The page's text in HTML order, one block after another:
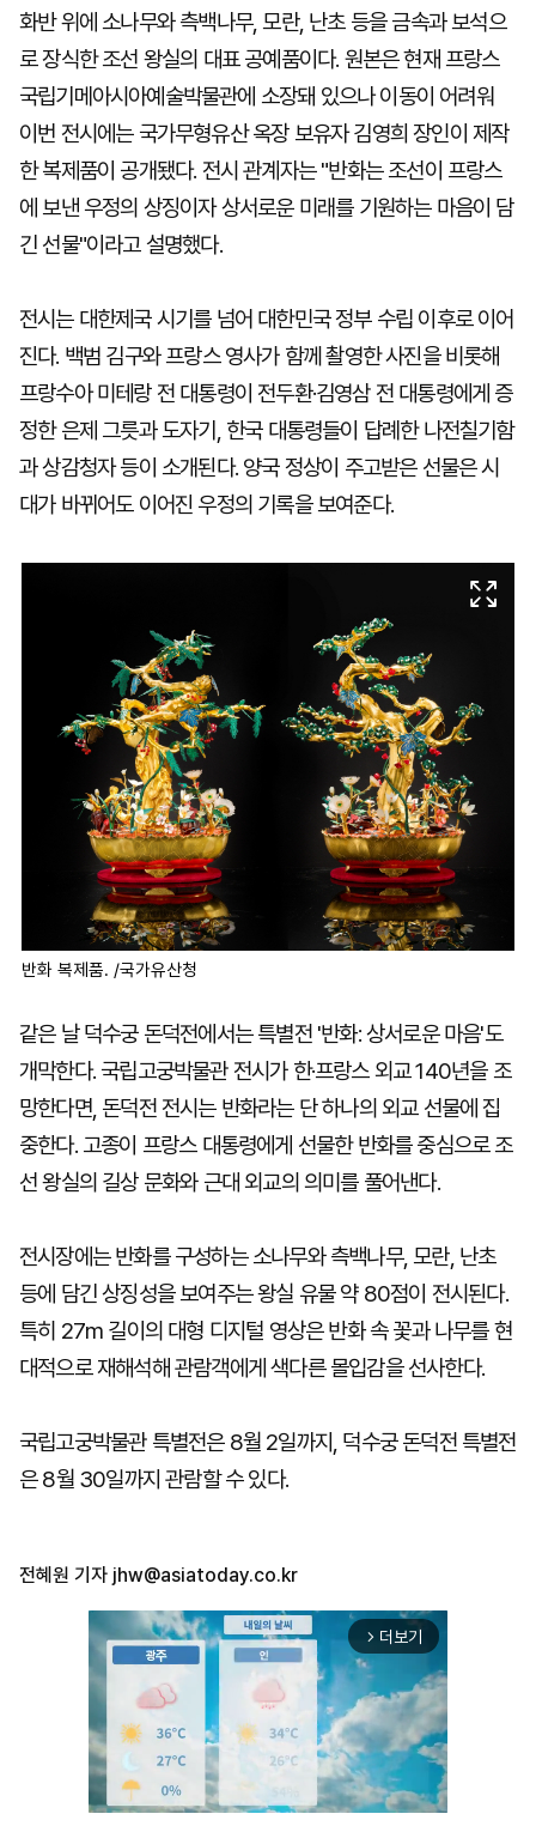
화반 위에 소나무와 측백나무, 모란, 난초 등을 금속과 보석으
로 장식한 조선 왕실의 대표 공예품이다. 원본은 현재 프랑스
국립기메아시아예술박물관에 소장돼 있으나 이동이 어려워
이번 전시에는 국가무형유산 옥장 보유자 김영희 장인이 제작
한 복제품이 공개됐다. 전시 관계자는 "반화는 조선이 프랑스
에 보낸 우정의 상징이자 상서로운 미래를 기원하는 마음이 담
긴 선물"이라고 설명했다.
전시는 대한제국 시기를 넘어 대한민국 정부 수립 이후로 이어
진다. 백범 김구와 프랑스 영사가 함께 촬영한 사진을 비롯해
프랑수아 미테랑 전 대통령이 전두환·김영삼 전 대통령에게 증
정한 은제 그릇과 도자기, 한국 대통령들이 답례한 나전칠기함
과 상감청자 등이 소개된다. 양국 정상이 주고받은 선물은 시
대가 바뀌어도 이어진 우정의 기록을 보여준다.
반화 복제품. /국가유산청
같은 날 덕수궁 돈덕전에서는 특별전 '반화: 상서로운 마음'도
개막한다. 국립고궁박물관 전시가 한·프랑스 외교 140년을 조
망한다면, 돈덕전 전시는 반화라는 단 하나의 외교 선물에 집
중한다. 고종이 프랑스 대통령에게 선물한 반화를 중심으로 조
선 왕실의 길상 문화와 근대 외교의 의미를 풀어낸다.
전시장에는 반화를 구성하는 소나무와 측백나무, 모란, 난초
등에 담긴 상징성을 보여주는 왕실 유물 약 80점이 전시된다.
특히 27m 길이의 대형 디지털 영상은 반화 속 꽃과 나무를 현
대적으로 재해석해 관람객에게 색다른 몰입감을 선사한다.
국립고궁박물관 특별전은 8월 2일까지, 덕수궁 돈덕전 특별전
은 8월 30일까지 관람할 수 있다.
전혜원 기자 jhw@asiatoday.co.kr
arrow_forward_ios 더보기